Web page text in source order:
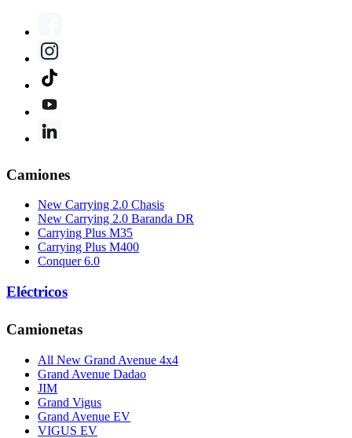
Camiones
New Carrying 2.0 Chasis
New Carrying 2.0 Baranda DR
Carrying Plus M35
Carrying Plus M400
Conquer 6.0
Eléctricos
Camionetas
All New Grand Avenue 4x4
Grand Avenue Dadao
JIM
Grand Vigus
Grand Avenue EV
VIGUS EV